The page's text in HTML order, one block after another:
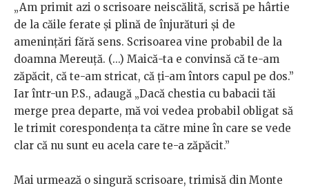
„Am primit azi o scrisoare neiscălită, scrisă pe hârtie
de la căile ferate și plină de înjurături și de
amenințări fără sens. Scrisoarea vine probabil de la
doamna Mereuță. (...) Maică-ta e convinsă că te-am
zăpăcit, că te-am stricat, că ți-am întors capul pe dos.”
Iar într-un P.S., adaugă „Dacă chestia cu babacii tăi
merge prea departe, mă voi vedea probabil obligat să
le trimit corespondența ta către mine în care se vede
clar că nu sunt eu acela care te-a zăpăcit.”
Mai urmează o singură scrisoare, trimisă din Monte